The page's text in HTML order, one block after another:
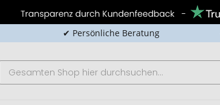
✔ Persönliche Beratung